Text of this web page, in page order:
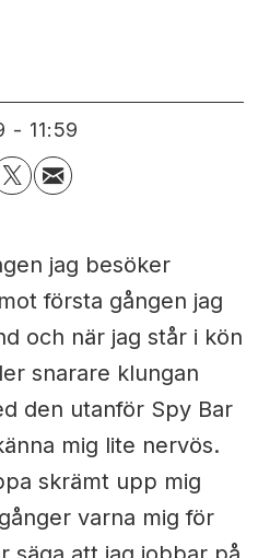
- 11:59
jag besöker
första gången jag
och när jag står i kön
snarare klungan
den utanför Spy Bar
mig lite nervös.
skrämt upp mig
varna mig för